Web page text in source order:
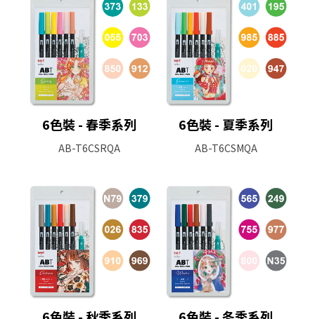
6色裝 - 春季系列
AB-T6CSRQA
6色裝 - 夏季系列
AB-T6CSMQA